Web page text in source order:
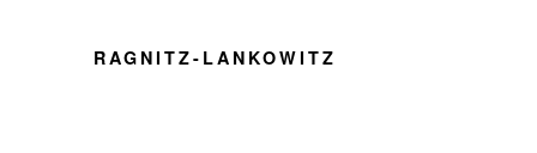
RAGNITZ-LANKOWITZ